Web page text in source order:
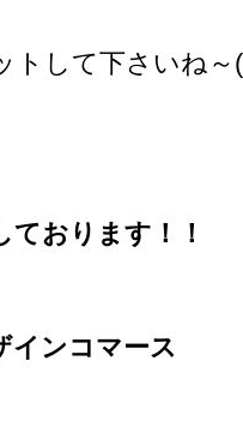
して下さいね～
おります！！
インコマース